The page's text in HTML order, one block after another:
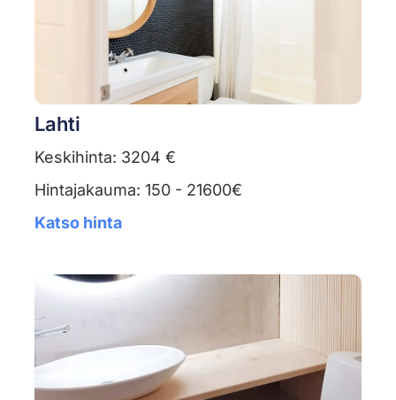
Lahti
Keskihinta: 3204 €
Hintajakauma: 150 - 21600€
Katso hinta